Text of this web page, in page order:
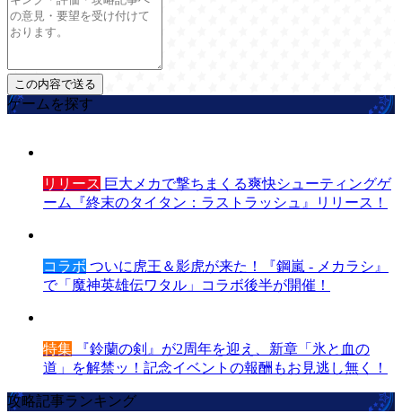
ゲームを探す
リリース 巨大メカで撃ちまくる爽快シューティングゲ
ーム『終末のタイタン：ラストラッシュ』リリース！
コラボ ついに虎王＆影虎が来た！『鋼嵐 - メカラシ』
で「魔神英雄伝ワタル」コラボ後半が開催！
特集 『鈴蘭の剣』が2周年を迎え、新章「氷と血の
道」を解禁ッ！記念イベントの報酬もお見逃し無く！
攻略記事ランキング